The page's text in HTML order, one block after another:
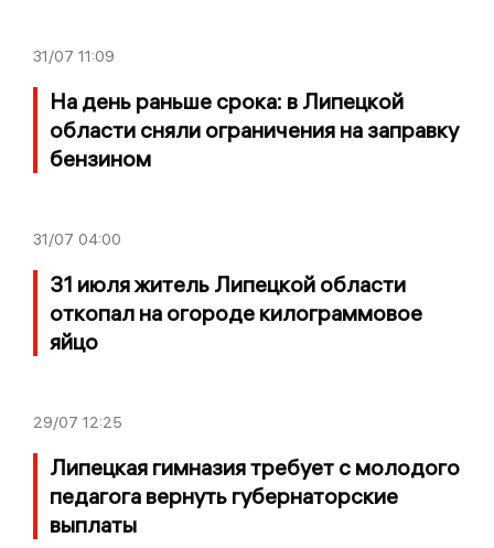
31/07 11:09
На день раньше срока: в Липецкой
области сняли ограничения на заправку
бензином
31/07 04:00
31 июля житель Липецкой области
откопал на огороде килограммовое
яйцо
29/07 12:25
Липецкая гимназия требует с молодого
педагога вернуть губернаторские
выплаты